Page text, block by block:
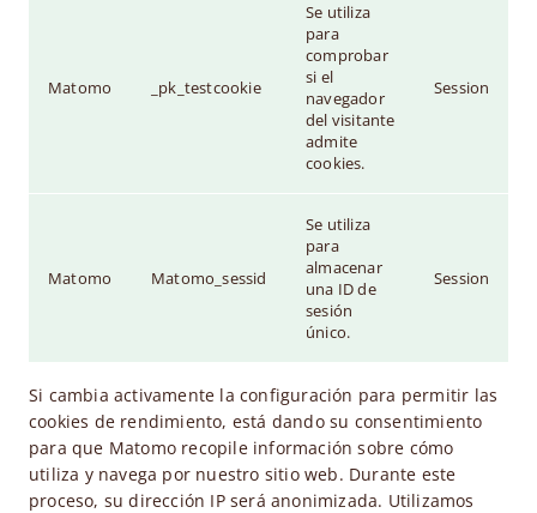
Matomo _pk_testcookie
Se utiliza
para
comprobar
si el
navegador
del visitante
admite
cookies.
Session
Matomo Matomo_sessid
Se utiliza
para
almacenar
una ID de
sesión
único.
Session
Si cambia activamente la configuración para permitir las
cookies de rendimiento, está dando su consentimiento
para que Matomo recopile información sobre cómo
utiliza y navega por nuestro sitio web. Durante este
proceso, su dirección IP será anonimizada. Utilizamos